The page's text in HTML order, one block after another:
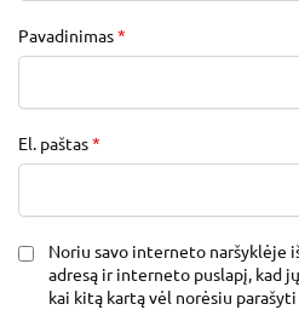
Pavadinimas*
El. paštas*
Noriu savo interneto naršyklėje
adresą ir interneto puslapį, kad
kai kitą kartą vėl norėsiu